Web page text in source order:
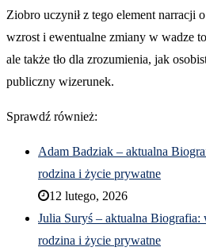
Ziobro uczynił z tego element narracji
wzrost i ewentualne zmiany w wadze
ale także tło dla zrozumienia, jak
publiczny wizerunek.
Sprawdź również:
Adam Badziak – aktualna
rodzina i życie prywatne
12 lutego, 2026
Julia Suryś – aktualna Biografia:
rodzina i życie prywatne